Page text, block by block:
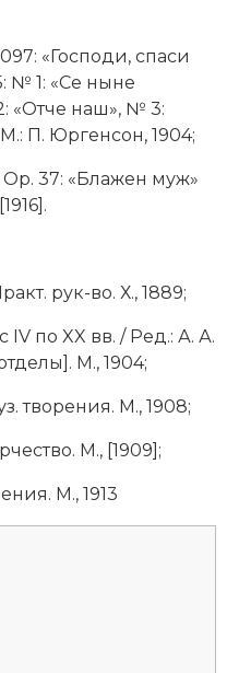
«Господи, спаси
№ 1: «Се ныне
«Отче наш», № 3:
П. Юргенсон, 1904;
37: «Блажен муж»
рук-во. Х., 1889;
по XX вв. / Ред.: А. А.
М., 1904;
творения. М., 1908;
М., [1909];
М., 1913